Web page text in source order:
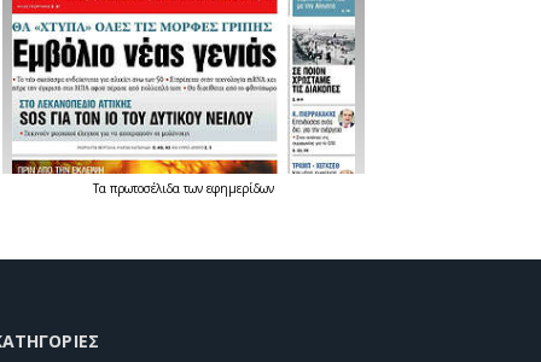
Τα πρωτοσέλιδατων εφημερίδων